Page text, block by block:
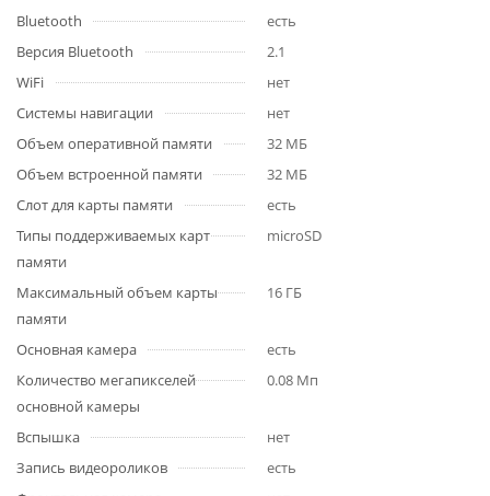
Bluetooth
есть
Версия Bluetooth
2.1
WiFi
нет
Системы навигации
нет
Объем оперативной памяти
32 МБ
Объем встроенной памяти
32 МБ
Слот для карты памяти
есть
Типы поддерживаемых карт
памяти
microSD
Максимальный объем карты
памяти
16 ГБ
Основная камера
есть
Количество мегапикселей
основной камеры
0.08 Мп
Вспышка
нет
Запись видеороликов
есть